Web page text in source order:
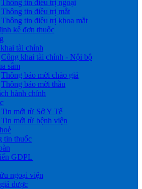
Thông tin điều trị ngoại
Thông tin điều trị mắt
Thông tin điều trị khoa mắt
kê đơn thuốc
tài chính
Công khai tài chính - Nội bộ
sắm
Thông báo mời chào giá
Thông báo mời thầu
hành chính
Tin mới từ Sở Y Tế
Tin mới từ bệnh viện
tin thuốc
GDPL
ngoại viện
dược